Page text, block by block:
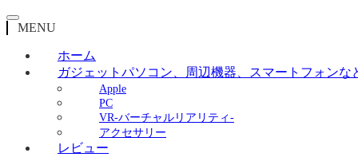
MENU
ホーム
ガジェット パソコン、周辺機器、スマートフォンな
Apple
PC
VR-バーチャルリアリティ-
アクセサリー
レビュー